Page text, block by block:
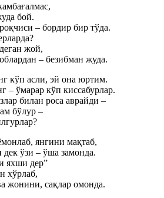
бой.
– бордир бир тўда.
жой,
– безибман жуда.
кўп асли, эй она юртим.
– ўмарар кўп киссабурлар.
билан роса аврайди –
бўлур –
янгини мақтаб,
дек ўзи – ўша замонда.
яхши дер”
хўрлаб,
жонини, сақлар омонда.